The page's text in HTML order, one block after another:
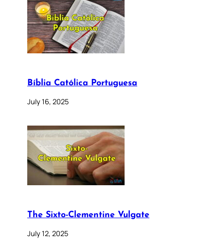
Bíblia Católica Portuguesa
July 16, 2025
The Sixto-Clementine Vulgate
July 12, 2025